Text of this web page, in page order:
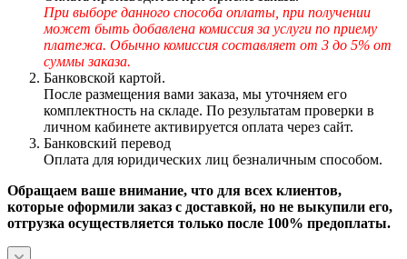
При выборе данного способа оплаты, при получении
может быть добавлена комиссия за услуги по приему
платежа. Обычно комиссия составляет от 3 до 5% от
суммы заказа.
Банковской картой.
После размещения вами заказа, мы уточняем его
комплектность на складе. По результатам проверки в
личном кабинете активируется оплата через сайт.
Банковский перевод
Оплата для юридических лиц безналичным способом.
Обращаем ваше внимание, что для всех клиентов,
которые оформили заказ с доставкой, но не выкупили его,
отгрузка осуществляется только после 100% предоплаты.